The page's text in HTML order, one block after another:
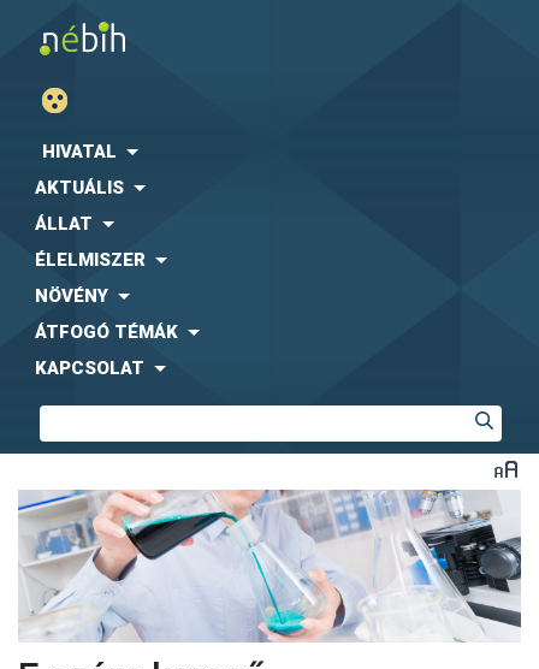
HIVATAL
AKTUÁLIS
ÁLLAT
ÉLELMISZER
NÖVÉNY
ÁTFOGÓ TÉMÁK
KAPCSOLAT